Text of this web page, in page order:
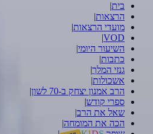
בית|
הרצאות|
מועדי הרצאות|
VOD
|
השיעור היומי|
כתבות|
גנזי המלך|
אשכולות|
הרב אמנון יצחק ב-70 לשון
|
ספרי קודש|
שאל את הרב|
הכה את המומחה|